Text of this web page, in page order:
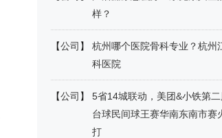
样？
【公司 】
杭州哪个医院骨科专业？杭州
科医院
【公司 】
5省14城联动，美团&小铁第
台球民间球王赛华南东南市赛
打